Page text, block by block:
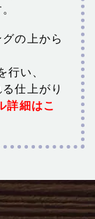
の上から
行い、
仕上がり
詳細はこ